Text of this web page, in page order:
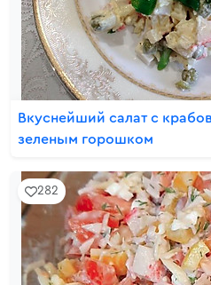
Вкуснейший салат с
зеленым горошком
282